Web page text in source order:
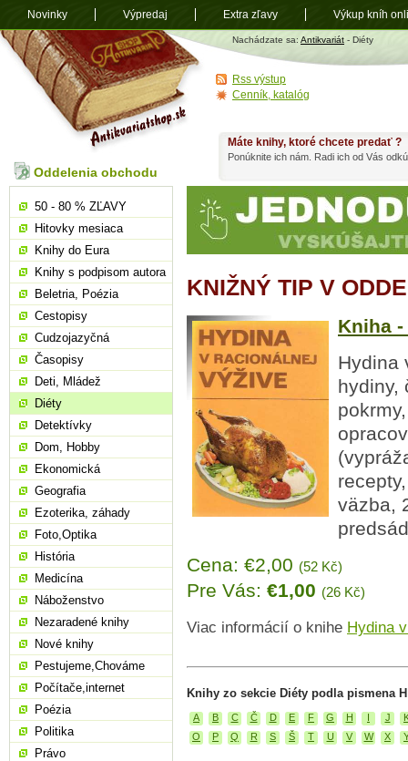
Antikvariát
shop.sk
Nachádzate sa: Antikvariát - Diéty
KNIŽNÝ TIP V
Kniha
Hydina
hydiny,
väzba,
Cena: €2,00 (52 Kč)
Pre Vás: €1,00 (26 Kč)
Viac informácií o knihe Hydina
Knihy zo sekcie Diéty podla pismena
A B C Č D E F G H I J
O
P Q R S Š T U V W X
Máte knihy, ktoré chcete predať ?
Ponúknite ich nám. Radi ich od Vás
Oddelenia obchodu
50 - 80 % ZĽAVY
Hitovky mesiaca
Knihy do Eura
Knihy s podpisom autora
Beletria, Poézia
Cestopisy
Cudzojazyčná
Časopisy
Deti, Mládež
Diéty
Detektívky
Dom, Hobby
Ekonomická
Geografia
Ezoterika, záhady
Foto,Optika
História
Medicína
Náboženstvo
Nezaradené knihy
Nové knihy
Pestujeme,Chováme
Počítače,internet
Poézia
Politika
Právo
Rss výstup
Cenník, katalóg
Novinky Výpredaj Extra zľavy Výkup kníh